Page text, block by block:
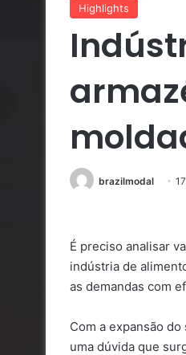
Highlights
brazilmodal
É preciso analisar
indústria de
as demandas com
Com a expansão
uma dúvida que